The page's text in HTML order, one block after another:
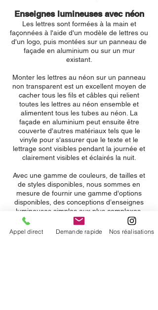
Enseignes lumineuses avec néon
Les lettres sont formées à la main et
façonnées à l'aide d'un modèle de lettres ou
d'un logo, puis montées sur un panneau de
façade en aluminium ou sur un mur
existant.
Monter les lettres au néon sur un panneau
non transparent est un excellent moyen de
cacher tous les fils et câbles qui relient
toutes les lettres au néon ensemble et
alimentent tous les tubes au néon. La
façade en aluminium peut ensuite être
couverte d'autres matériaux tels que le
vinyle pour s'assurer que le texte et le
lettrage sont visibles pendant la journée et
clairement visibles et éclairés la nuit.
Avec une gamme de couleurs, de tailles et
de styles disponibles, nous sommes en
mesure de fournir une gamme d'options
disponibles, des conceptions d’enseignes
lumineuses simples aux plus complexes.
Appel direct Demande rapide Nos réalisations